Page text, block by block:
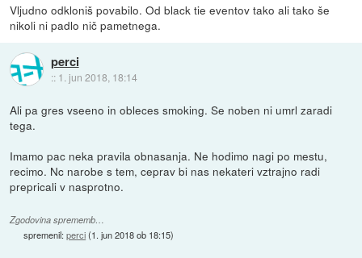
Vljudno odkloniš povabilo. Od black tie eventov tako ali tako še
nikoli ni padlo nič pametnega.
perci
:: 1. jun 2018, 18:14
Ali pa gres vseeno in obleces smoking. Se noben ni umrl zaradi
tega.
Imamo pac neka pravila obnasanja. Ne hodimo nagi po mestu,
recimo. Nc narobe s tem, ceprav bi nas nekateri vztrajno radi
prepricali v nasprotno.
Zgodovina sprememb…
spremenil:perci(1. jun 2018 ob 18:15)